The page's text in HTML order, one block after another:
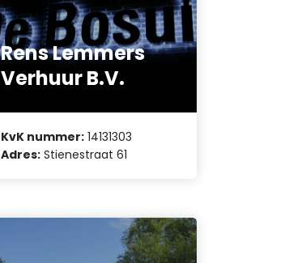
Rens Lemmers
Verhuur B.V.
KvK nummer: 14131303
Adres: Stienestraat 61